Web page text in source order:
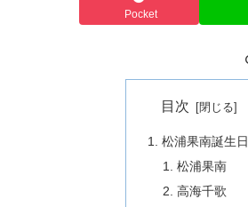
Pocket
目次
松浦果南誕生日
松浦果南
高海千歌